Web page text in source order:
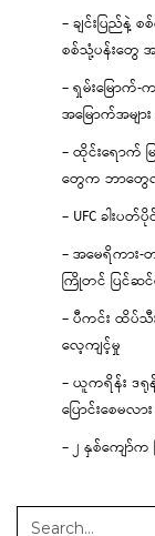
– ချင်းပြည်နဲ့
စစ်သုံ့ပန်းတွေ
– ရှမ်းမြော
အမြောက်အမျာ
– ထိုင်းရောက်
တွေက ဘာတွေ
– UFC ခါးပ
– အမေရိကား
ကြိုတင် ပြင်ဆ
– ပီကင်း ထိပ်သီ
လေ့ကျင့်မှု
– ယူကရိန်း ဒ
ပြောင်းစေမလား
– ၂ နှစ်ကျော်